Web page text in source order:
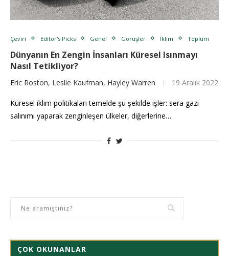
Çeviri Editor's Picks Genel Görüşler İklim Toplum
Dünyanın En Zengin İnsanları Küresel Isınmayı
Nasıl Tetikliyor?
Eric Roston, Leslie Kaufman, Hayley Warren 19 Aralık 2022
Küresel iklim politikaları temelde şu şekilde işler: sera gazı
salınımı yaparak zenginleşen ülkeler, diğerlerine…
ÇOK OKUNANLAR